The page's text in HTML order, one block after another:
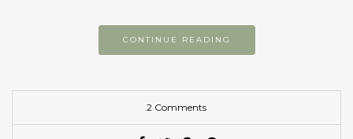
CONTINUE READING
2 Comments